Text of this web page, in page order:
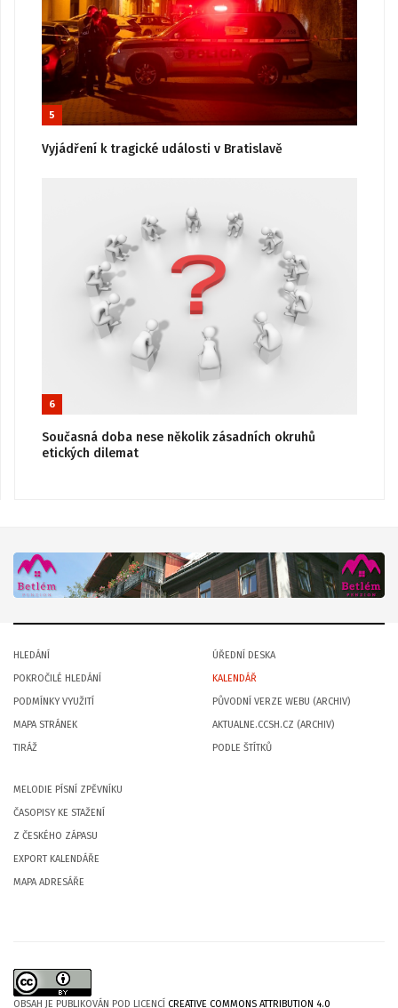
5
Vyjádření k tragické události v Bratislavě
6
Současná doba nese několik zásadních okruhů
etických dilemat
HLEDÁNÍ
POKROČILÉ HLEDÁNÍ
PODMÍNKY VYUŽITÍ
MAPA STRÁNEK
TIRÁŽ
ÚŘEDNÍ DESKA
KALENDÁŘ
PŮVODNÍ VERZE WEBU (ARCHIV)
AKTUALNE.CCSH.CZ (ARCHIV)
PODLE ŠTÍTKŮ
MELODIE PÍSNÍ ZPĚVNÍKU
ČASOPISY KE STAŽENÍ
Z ČESKÉHO ZÁPASU
EXPORT KALENDÁŘE
MAPA ADRESÁŘE
OBSAH JE PUBLIKOVÁN POD LICENCÍ CREATIVE COMMONS ATTRIBUTION 4.0